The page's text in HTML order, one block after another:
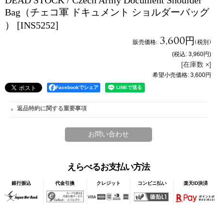
Bag（チェコ軍 ドキュメント ショルダーバッグ
） [INS5252]
販売価格: 3,600円(税別)
(税込: 3,960円)
[在庫数 ×]
希望小売価格: 3,600円
Facebookでシェア
返品特約に関する重要事項
えらべるお支払い方法
銀行振込 代金引換 クレジット コンビニ払い 楽天ID決済